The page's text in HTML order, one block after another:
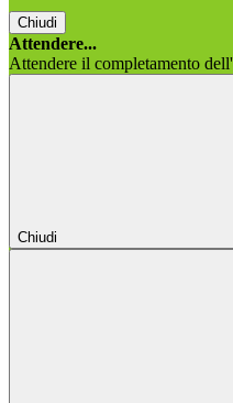
Chiudi
Attendere...
Attendere il completamento
Chiudi